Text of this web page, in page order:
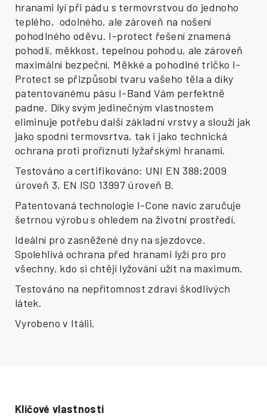
hranami lyí při pádu s termovrstvou do jednoho
teplého, odolného, ale zároveň na nošení
pohodlného oděvu. I-protect řešení znamená
pohodlí, měkkost, tepelnou pohodu, ale zároveň
maximální bezpeční. Měkké a pohodlné tričko I-
Protect se přizpůsobí tvaru vašeho těla a díky
patentovanému pásu I-Band Vám perfektně
padne. Díky svým jedinečným vlastnostem
eliminuje potřebu další základní vrstvy a slouží jak
jako spodní termovsrtva, tak i jako technická
ochrana proti proříznutí lyžařskými hranami.
Testováno a certifikováno: UNI EN 388:2009
úroveň 3, EN ISO 13997 úroveň B.
Patentovaná technologie I-Cone navíc zaručuje
šetrnou výrobu s ohledem na životní prostředí.
Ideální pro zasněžené dny na sjezdovce.
Spolehlivá ochrana před hranami lyží pro pro
všechny, kdo si chtějí lyžování užít na maximum.
Testováno na nepřítomnost zdraví škodlivých
látek.
Vyrobeno v Itálii.
Klíčové vlastnosti